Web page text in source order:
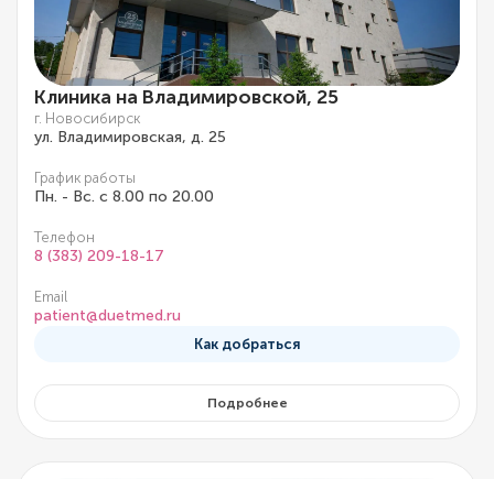
Клиника на Владимировской, 25
г. Новосибирск
ул. Владимировская, д. 25
График работы
Пн. - Вс. с 8.00 по 20.00
Телефон
8 (383) 209-18-17
Email
patient@duetmed.ru
Как добраться
Подробнее